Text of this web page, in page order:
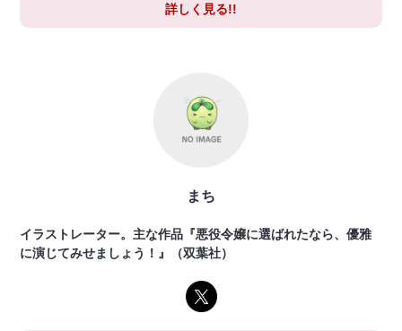
詳しく見る!!
まち
イラストレーター。主な作品『悪役令嬢に選ばれたなら、優雅
に演じてみせましょう！』（双葉社）